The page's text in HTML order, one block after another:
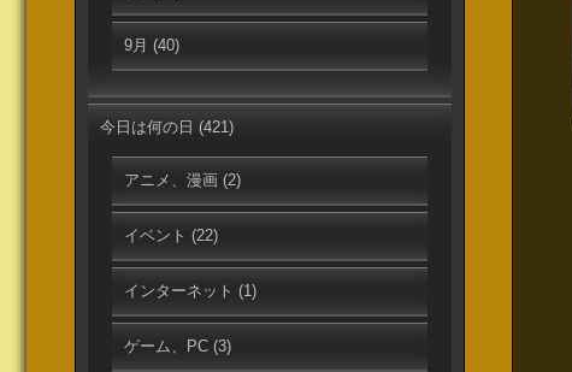
9月 (40)
今日は何の日 (421)
アニメ、漫画 (2)
イベント (22)
インターネット (1)
ゲーム、PC (3)